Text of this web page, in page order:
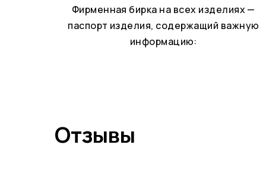
Фирменная бирка на всех изделиях —
паспорт изделия, содержащий важную
информацию:
Отзывы